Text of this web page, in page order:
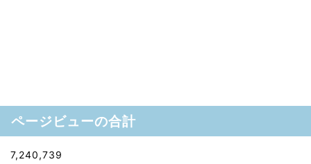
ページビューの合計
7,240,739